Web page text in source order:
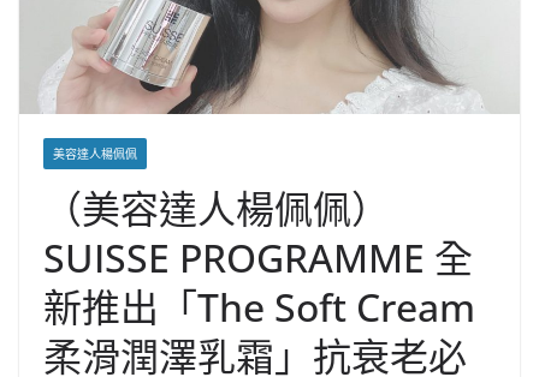
美容達人楊佩佩
（美容達人楊佩佩）
SUISSE PROGRAMME 全
新推出「The Soft Cream
柔滑潤澤乳霜」抗衰老必